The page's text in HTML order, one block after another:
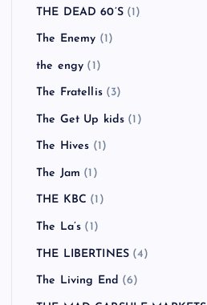
THE DEAD 60’S(1)
The Enemy (1)
the engy (1)
The Fratellis(3)
The Get Up kids (1)
The Hives (1)
The Jam (1)
THE KBC (1)
The La’s (1)
THE LIBERTINES (4)
The Living End (6)